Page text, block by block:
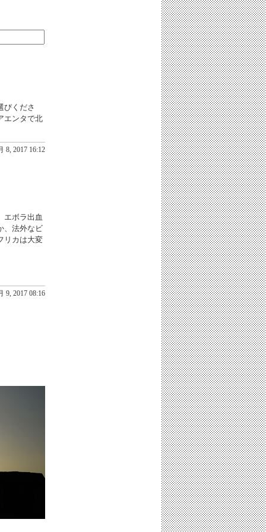
びくださ
エンタで北
8, 2017 16:12
エボラ出血
、法外なビ
リカは大変
9, 2017 08:16